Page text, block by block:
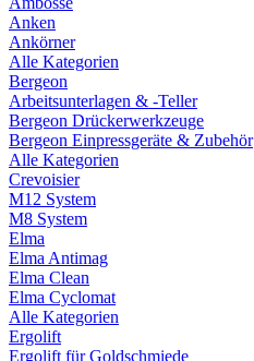
Anken
Ankörner
Alle Kategorien
Bergeon
Arbeitsunterlagen & -Teller
Bergeon Drückerwerkzeuge
Bergeon Einpressgeräte & Zubehör
Alle Kategorien
Crevoisier
M12 System
M8 System
Elma
Elma Antimag
Elma Clean
Elma Cyclomat
Alle Kategorien
Ergolift
Ergolift für Goldschmiede